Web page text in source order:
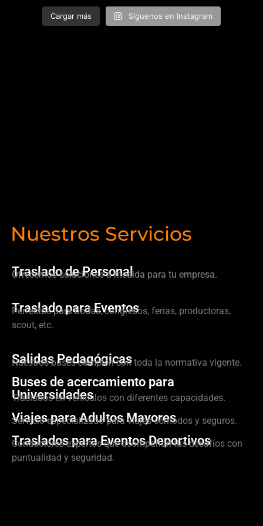
Cargar más Síguenos en Instagram
Nuestros Servicios
Traslado de Personal
Ofrecemos soluciones a medida para tu empresa.
Traslado para Eventos
Perfectos para bodas, congresos, ferias, productoras,
scout, etc.
Salidas Pedagógicas
Nuestros buses cumplen con toda la normativa vigente.
Buses de acercamiento para
Universidades
Traslados en vehículos con diferentes capacidades.
Viajes para Adultos Mayores
Servicio especializado para viajes cómodos y seguros.
Traslados para Eventos Deportivos
Conductores expertos que acompañan tus desafíos con
puntualidad y seguridad.